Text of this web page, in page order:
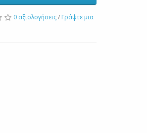
0 αξιολογήσεις/ Γράψτε μια